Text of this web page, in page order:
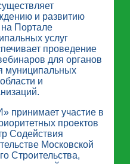
и развитию
на Портале
услуг
проведение
для органов
муниципальных
и
принимает участие в
проектов
Содействия
Московской
Строительства,